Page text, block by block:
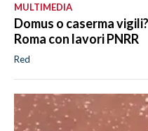
MULTIMEDIA
Domus o caserma
Roma con lavori PNRR
Red